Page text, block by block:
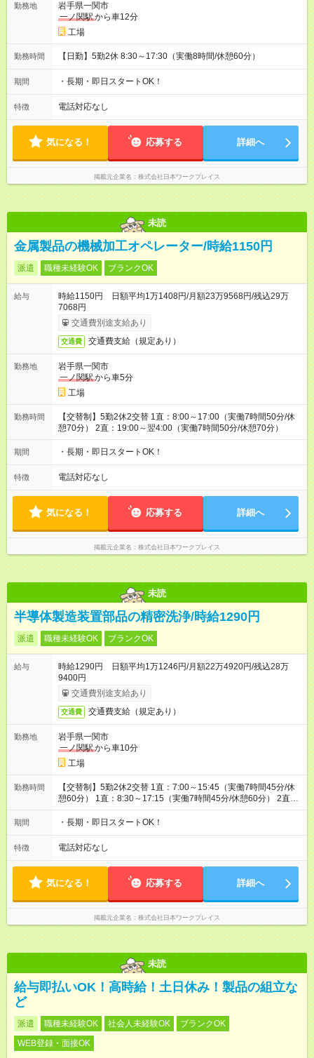
勤務地
岩手県一関市
一ノ関駅から車12分
工場
勤務時間 【日勤】5勤2休 8:30～17:30（実働8時間/休憩60分）
期間 ・長期・即日スタートOK！
特徴 電話対応なし
気になる！ 応募する 詳細へ
掲載元企業名 株式会社日本ワークプレイス
未読
金属製品の機械加工オペレーター/時給1150円
派遣 職種未経験OK ブランクOK
給与
時給1150円 日額平均1万1408円/月額23万9568円/残込29万
7068円
交通費別途支給あり
交通費 交通費支給（規定あり）
勤務地
岩手県一関市
一ノ関駅から車5分
工場
勤務時間
【交替制】5勤2休2交替 1直：8:00～17:00（実働7時間50分/休
憩70分） 2直：19:00～翌4:00（実働7時間50分/休憩70分）
期間 ・長期・即日スタートOK！
特徴 電話対応なし
気になる！ 応募する 詳細へ
掲載元企業名 株式会社日本ワークプレイス
未読
半導体製造装置部品の精密洗浄/時給1290円
派遣 職種未経験OK ブランクOK
給与
時給1290円 日額平均1万1246円/月額22万4920円/残込28万
9400円
交通費別途支給あり
交通費 交通費支給（規定あり）
勤務地
岩手県一関市
一ノ関駅から車10分
工場
勤務時間
【交替制】5勤2休2交替 1直：7:00～15:45（実働7時間45分/休
憩60分） 1直：8:30～17:15（実働7時間45分/休憩60分） 2直：
18:00～翌2:45（実働7時間45分/休憩60分） 2直：20:00～翌
4:45（実働7時間45分/休憩60分）
期間 ・長期・即日スタートOK！
特徴 電話対応なし
気になる！ 応募する 詳細へ
掲載元企業名 株式会社日本ワークプレイス
未読
給与即払いOK！高時給！土日休み！製品の組立な
ど
派遣 職種未経験OK 社会人未経験OK
ブランクOK
WEB登録・面接OK